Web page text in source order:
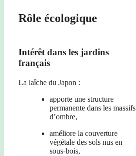
Rôle écologique
Intérêt dans les jardins
français
La laîche du Japon :
apporte une structure
permanente dans les massifs
d’ombre,
améliore la couverture
végétale des sols nus en
sous-bois,